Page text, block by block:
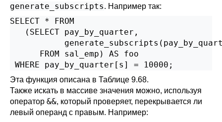
generate_subscripts. Например так:
SELECT * FROM
   (SELECT pay_by_quarter,
      FROM sal_emp) AS foo
WHERE pay_by_quarter[s] = 10000;
Эта функция описана в Таблице 9.68.
Также искать в массиве значения можно, используя
оператор &&, который проверяет, перекрывается ли
левый операнд с правым. Например: